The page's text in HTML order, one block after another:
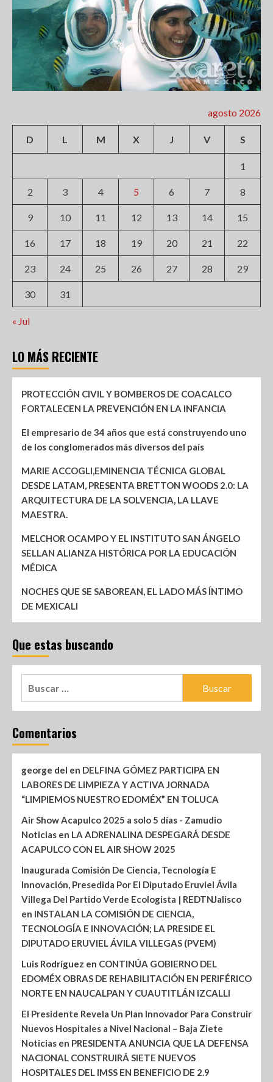
agosto 2026
D L M X J V S
1
2 3 4 5 6 7 8
9 10 11 12 13 14 15
16 17 18 19 20 21 22
23 24 25 26 27 28 29
30 31
« Jul
LO MÁS RECIENTE
PROTECCIÓN CIVIL Y BOMBEROS DE COACALCO
FORTALECEN LA PREVENCIÓN EN LA INFANCIA
El empresario de 34 años que está construyendo uno
de los conglomerados más diversos del país
MARIE ACCOGLI,EMINENCIA TÉCNICA GLOBAL
DESDE LATAM, PRESENTA BRETTON WOODS 2.0: LA
ARQUITECTURA DE LA SOLVENCIA, LA LLAVE
MAESTRA.
MELCHOR OCAMPO Y EL INSTITUTO SAN ÁNGELO
SELLAN ALIANZA HISTÓRICA POR LA EDUCACIÓN
MÉDICA
NOCHES QUE SE SABOREAN, EL LADO MÁS ÍNTIMO
DE MEXICALI
Que estas buscando
Comentarios
george del en DELFINA GÓMEZ PARTICIPA EN
LABORES DE LIMPIEZA Y ACTIVA JORNADA
“LIMPIEMOS NUESTRO EDOMÉX” EN TOLUCA
Air Show Acapulco 2025 a solo 5 días - Zamudio
Noticias en LA ADRENALINA DESPEGARÁ DESDE
ACAPULCO CON EL AIR SHOW 2025
Inaugurada Comisión De Ciencia, Tecnología E
Innovación, Presedida Por El Diputado Eruviel Ávila
Villega Del Partido Verde Ecologista | REDTNJalisco
en INSTALAN LA COMISIÓN DE CIENCIA,
TECNOLOGÍA E INNOVACIÓN; LA PRESIDE EL
DIPUTADO ERUVIEL ÁVILA VILLEGAS (PVEM)
Luis Rodríguez en CONTINÚA GOBIERNO DEL
EDOMÉX OBRAS DE REHABILITACIÓN EN PERIFÉRICO
NORTE EN NAUCALPAN Y CUAUTITLÁN IZCALLI
El Presidente Revela Un Plan Innovador Para Construir
Nuevos Hospitales a Nivel Nacional – Baja Ziete
Noticias en PRESIDENTA ANUNCIA QUE LA DEFENSA
NACIONAL CONSTRUIRÁ SIETE NUEVOS
HOSPITALES DEL IMSS EN BENEFICIO DE 2.9